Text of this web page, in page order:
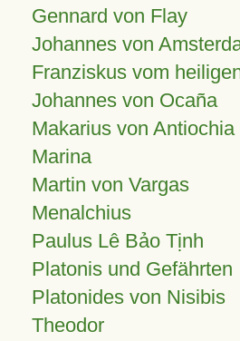
Gennard von Flay
Johannes von
Franziskus vom
Johannes von Ocaña
Makarius von
Marina
Martin von Vargas
Menalchius
Paulus Lê Bảo Tịnh
Platonis und Gefährten
Platonides von Nisibis
Theodor